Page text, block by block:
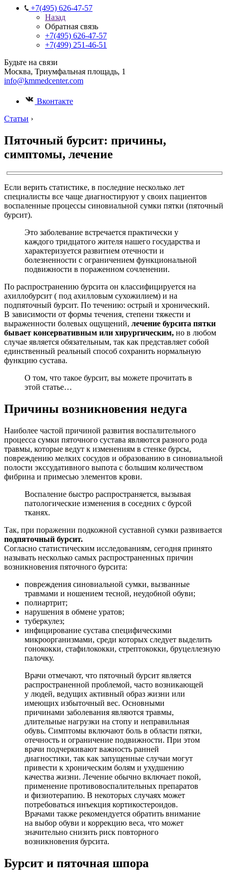
+7(495) 626-47-57
Назад
Обратная связь
+7(495) 626-47-57
+7(499) 251-46-51
Будьте на связи
Москва, Триумфальная площадь, 1
info@kmmedcenter.com
Вконтакте
Статьи ›
Пяточный бурсит: причины,
симптомы, лечение
Если верить статистике, в последние несколько лет
специалисты все чаще диагностируют у своих пациентов
воспаленные процессы синовиальной сумки пятки (пяточный
бурсит).
Это заболевание встречается практически у
каждого тридцатого жителя нашего государства и
характеризуется развитием отечности и
болезненности с ограничением функциональной
подвижности в пораженном сочленении.
По распространению бурсита он классифицируется на
ахиллобурсит ( под ахилловым сухожилием) и на
подпяточный бурсит. По течению: острый и хронический.
В зависимости от формы течения, степени тяжести и
выраженности болевых ощущений, лечение бурсита пятки
бывает консервативным или хирургическим, но в любом
случае является обязательным, так как представляет собой
единственный реальный способ сохранить нормальную
функцию сустава.
О том, что такое бурсит, вы можете прочитать в
этой статье…
Причины возникновения недуга
Наиболее частой причиной развития воспалительного
процесса сумки пяточного сустава являются разного рода
травмы, которые ведут к изменениям в стенке бурсы,
повреждению мелких сосудов и образованию в синовиальной
полости экссудативного выпота с большим количеством
фибрина и примесью элементов крови.
Воспаление быстро распространяется, вызывая
патологические изменения в соседних с бурсой
тканях.
Так, при поражении подкожной суставной сумки развивается
подпяточный бурсит.
Согласно статистическим исследованиям, сегодня принято
называть несколько самых распространенных причин
возникновения пяточного бурсита:
повреждения синовиальной сумки, вызванные
травмами и ношением тесной, неудобной обуви;
полиартрит;
нарушения в обмене уратов;
туберкулез;
инфицирование сустава специфическими
микроорганизмами, среди которых следует выделить
гонококки, стафилококки, стрептококки, бруцеллезную
палочку.
Врачи отмечают, что пяточный бурсит является
распространенной проблемой, часто возникающей
у людей, ведущих активный образ жизни или
имеющих избыточный вес. Основными
причинами заболевания являются травмы,
длительные нагрузки на стопу и неправильная
обувь. Симптомы включают боль в области пятки,
отечность и ограничение подвижности. При этом
врачи подчеркивают важность ранней
диагностики, так как запущенные случаи могут
привести к хроническим болям и ухудшению
качества жизни. Лечение обычно включает покой,
применение противовоспалительных препаратов
и физиотерапию. В некоторых случаях может
потребоваться инъекция кортикостероидов.
Врачами также рекомендуется обратить внимание
на выбор обуви и коррекцию веса, что может
значительно снизить риск повторного
возникновения бурсита.
Бурсит и пяточная шпора